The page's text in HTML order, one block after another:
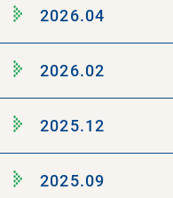
2026.04
2026.02
2025.12
2025.09